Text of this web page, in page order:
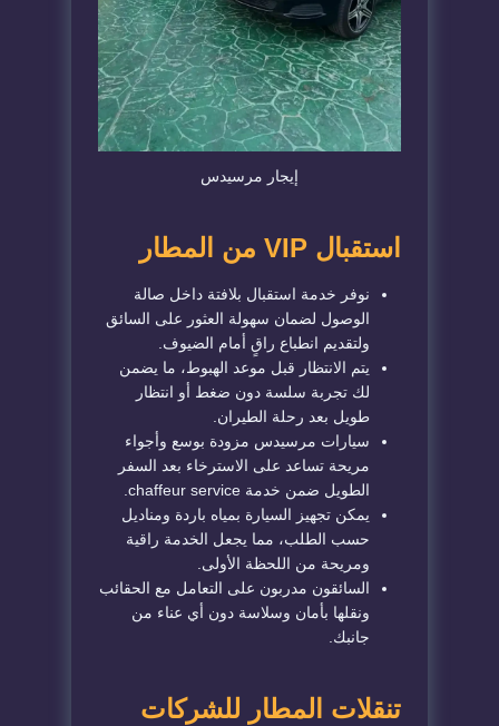
إيجار مرسيدس
استقبال VIP من المطار
نوفر خدمة استقبال بلافتة داخل صالة
الوصول لضمان سهولة العثور على السائق
ولتقديم انطباع راقٍ أمام الضيوف.
يتم الانتظار قبل موعد الهبوط، ما يضمن
لك تجربة سلسة دون ضغط أو انتظار
طويل بعد رحلة الطيران.
سيارات مرسيدس مزودة بوسع وأجواء
مريحة تساعد على الاسترخاء بعد السفر
الطويل ضمن خدمة chaffeur service.
يمكن تجهيز السيارة بمياه باردة ومناديل
حسب الطلب، مما يجعل الخدمة راقية
ومريحة من اللحظة الأولى.
السائقون مدربون على التعامل مع الحقائب
ونقلها بأمان وسلاسة دون أي عناء من
جانبك.
تنقلات المطار للشركات